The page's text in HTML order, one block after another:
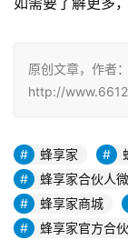
原创文章，作者
http://
蜂享家
蜂享家合伙人
蜂享家商城
蜂享家官方合